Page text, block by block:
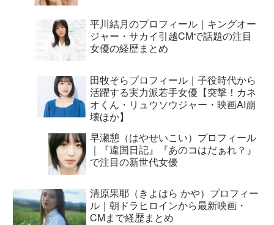
平川結月のプロフィール｜キングオー
ジャー・サカイ引越CMで話題の注目
女優の経歴まとめ
田牧そらプロフィール｜子役時代から
活躍する実力派若手女優【突撃！カネ
オくん・リュウソウジャー・映画AI崩
壊ほか】
早瀬憩（はやせいこい）プロフィール
｜『違国日記』『あのコはだぁれ？』
で注目の新世代女優
清原果耶（きよはら かや）プロフィー
ル｜朝ドラヒロインから最新映画・
CMまで経歴まとめ